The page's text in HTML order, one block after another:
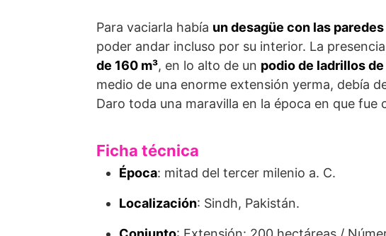
Para vaciarla había un desagüe con las
poder andar incluso por su interior. La
de 160 m³, en lo alto de un podio de ladrillos
medio de una enorme extensión yerma, debía
Daro toda una maravilla en la época en que fue
Ficha técnica
Época: mitad del tercer milenio a. C.
Localización: Sindh, Pakistán.